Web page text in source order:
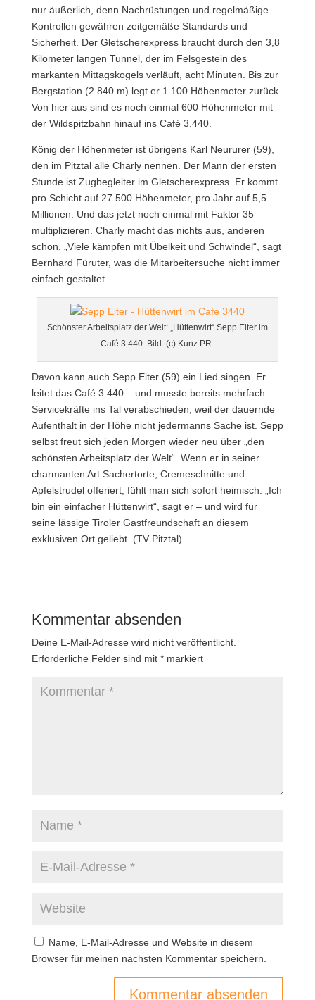
nur äußerlich, denn Nachrüstungen und regelmäßige
Kontrollen gewähren zeitgemäße Standards und
Sicherheit. Der Gletscherexpress braucht durch den 3,8
Kilometer langen Tunnel, der im Felsgestein des
markanten Mittagskogels verläuft, acht Minuten. Bis zur
Bergstation (2.840 m) legt er 1.100 Höhenmeter zurück.
Von hier aus sind es noch einmal 600 Höhenmeter mit
der Wildspitzbahn hinauf ins Café 3.440.
König der Höhenmeter ist übrigens Karl Neururer (59),
den im Pitztal alle Charly nennen. Der Mann der ersten
Stunde ist Zugbegleiter im Gletscherexpress. Er kommt
pro Schicht auf 27.500 Höhenmeter, pro Jahr auf 5,5
Millionen. Und das jetzt noch einmal mit Faktor 35
multiplizieren. Charly macht das nichts aus, anderen
schon. „Viele kämpfen mit Übelkeit und Schwindel“, sagt
Bernhard Füruter, was die Mitarbeitersuche nicht immer
einfach gestaltet.
Schönster Arbeitsplatz der Welt: „Hüttenwirt“ Sepp Eiter im
Café 3.440. Bild: (c) Kunz PR.
Davon kann auch Sepp Eiter (59) ein Lied singen. Er
leitet das Café 3.440 – und musste bereits mehrfach
Servicekräfte ins Tal verabschieden, weil der dauernde
Aufenthalt in der Höhe nicht jedermanns Sache ist. Sepp
selbst freut sich jeden Morgen wieder neu über „den
schönsten Arbeitsplatz der Welt“. Wenn er in seiner
charmanten Art Sachertorte, Cremeschnitte und
Apfelstrudel offeriert, fühlt man sich sofort heimisch. „Ich
bin ein einfacher Hüttenwirt“, sagt er – und wird für
seine lässige Tiroler Gastfreundschaft an diesem
exklusiven Ort geliebt. (TV Pitztal)
Kommentar absenden
Deine E-Mail-Adresse wird nicht veröffentlicht.
Erforderliche Felder sind mit *markiert
Name, E-Mail-Adresse und Website in diesem
Browser für meinen nächsten Kommentar speichern.